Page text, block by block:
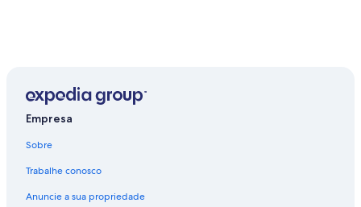
Empresa
Sobre
Trabalhe conosco
Anuncie a sua propriedade